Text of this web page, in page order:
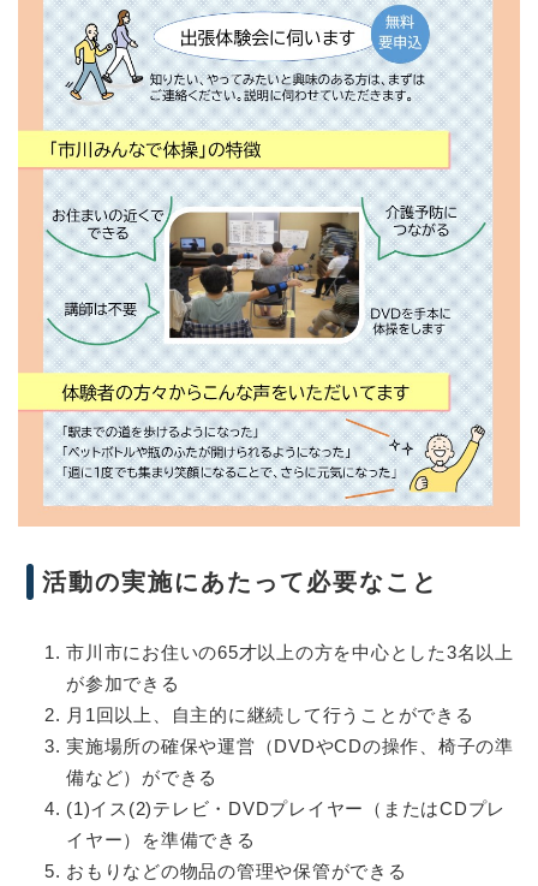
活動の実施にあたって必要なこと
市川市にお住いの65才以上の方を中心とした3名以上
が参加できる
月1回以上、自主的に継続して行うことができる
実施場所の確保や運営（DVDやCDの操作、椅子の準
備など）ができる
(1)イス(2)テレビ・DVDプレイヤー（またはCDプレ
イヤー）を準備できる
おもりなどの物品の管理や保管ができる